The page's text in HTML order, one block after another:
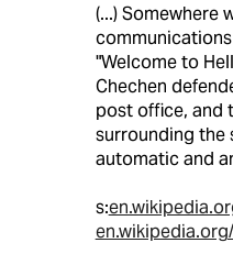
(...) Somewhere
"Welcome to
Chechen
post office, and
surrounding the
automatic and
s: